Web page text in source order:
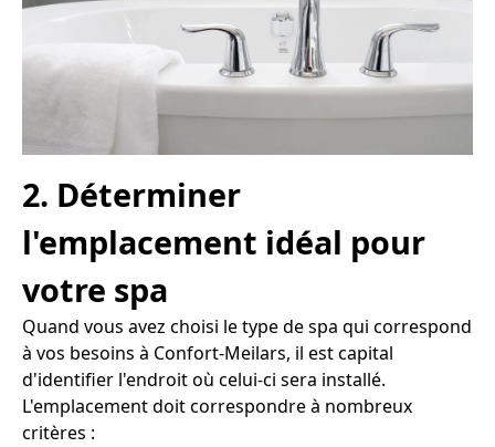
2. Déterminer
l'emplacement idéal pour
votre spa
Quand vous avez choisi le type de spa qui correspond
à vos besoins à Confort-Meilars, il est capital
d'identifier l'endroit où celui-ci sera installé.
L'emplacement doit correspondre à nombreux
critères :